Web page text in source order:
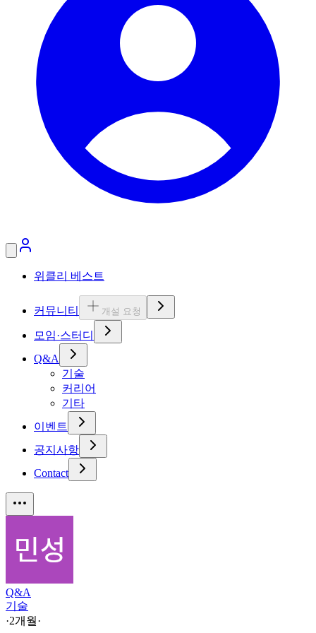
위클리 베스트
커뮤니티 개설 요청
모임·스터디
Q&A
기술
커리어
기타
이벤트
공지사항
Contact
Q&A
기술
·2개월·